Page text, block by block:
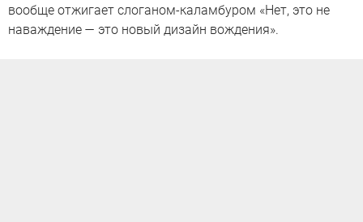
вообще отжигает слоганом-каламбуром «Нет, это не
наваждение — это новый дизайн вождения».